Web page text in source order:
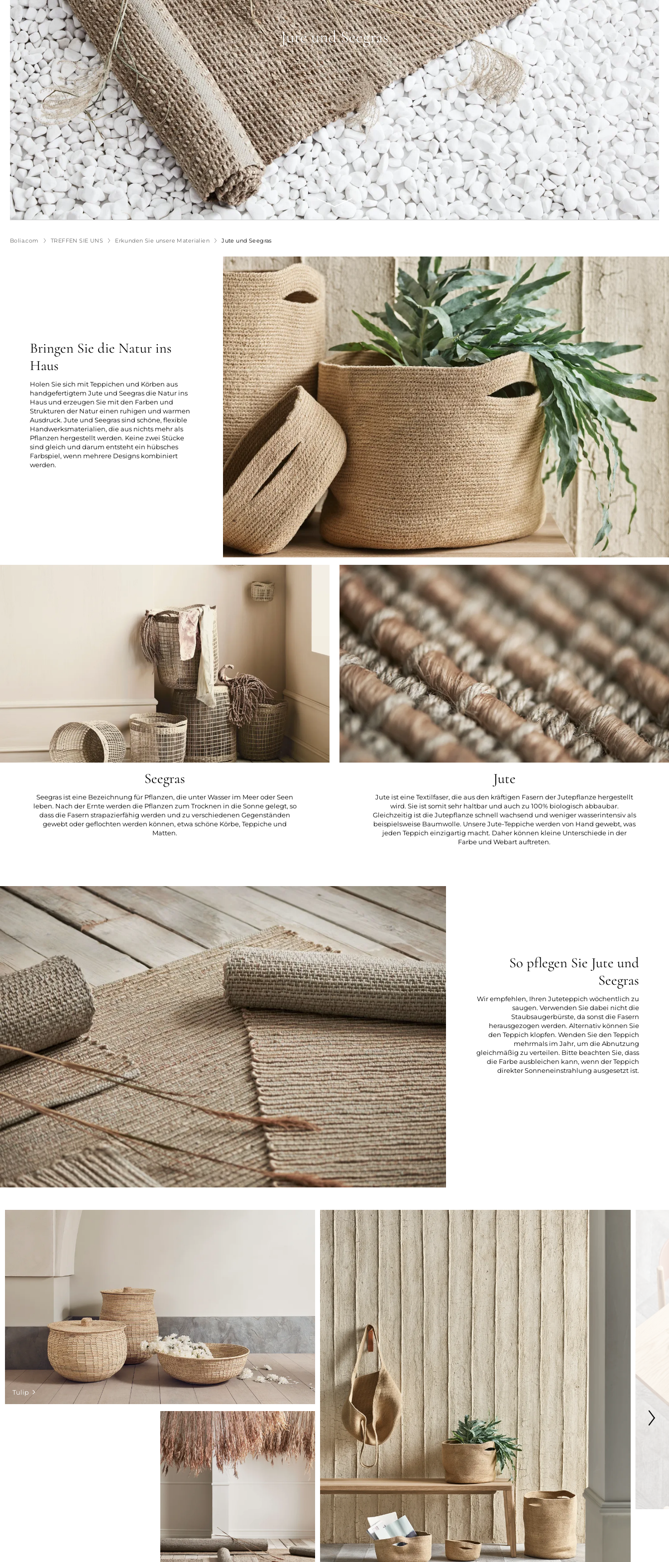
Jute und Seegras
Bolia.com TREFFEN SIE UNS Erkunden Sie unsere Materialien Jute und Seegras
Bringen Sie die Natur ins
Haus
Holen Sie sich mit Teppichen und Körben aus
handgefertigtem Jute und Seegras die Natur ins
Haus und erzeugen Sie mit den Farben und
Strukturen der Natur einen ruhigen und warmen
Ausdruck. Jute und Seegras sind schöne, flexible
Handwerksmaterialien, die aus nichts mehr als
Pflanzen hergestellt werden. Keine zwei Stücke
sind gleich und darum entsteht ein hübsches
Farbspiel, wenn mehrere Designs kombiniert
werden.
Seegras
Seegras ist eine Bezeichnung für Pflanzen, die unter Wasser im Meer oder Seen
leben. Nach der Ernte werden die Pflanzen zum Trocknen in die Sonne gelegt, so
dass die Fasern strapazierfähig werden und zu verschiedenen Gegenständen
gewebt oder geflochten werden können, etwa schöne Körbe, Teppiche und
Matten.
Jute
Jute ist eine Textilfaser, die aus den kräftigen Fasern der Jutepflanze hergestellt
wird. Sie ist somit sehr haltbar und auch zu 100% biologisch abbaubar.
Gleichzeitig ist die Jutepflanze schnell wachsend und weniger wasserintensiv als
beispielsweise Baumwolle. Unsere Jute-Teppiche werden von Hand gewebt, was
jeden Teppich einzigartig macht. Daher können kleine Unterschiede in der
Farbe und Webart auftreten.
So pflegen Sie Jute und
Seegras
Wir empfehlen, Ihren Juteteppich wöchentlich zu
saugen. Verwenden Sie dabei nicht die
Staubsaugerbürste, da sonst die Fasern
herausgezogen werden. Alternativ können Sie
den Teppich klopfen. Wenden Sie den Teppich
mehrmals im Jahr, um die Abnutzung
gleichmäßig zu verteilen. Bitte beachten Sie, dass
die Farbe ausbleichen kann, wenn der Teppich
direkter Sonneneinstrahlung ausgesetzt ist.
Tulip